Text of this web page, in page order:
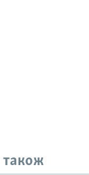
також